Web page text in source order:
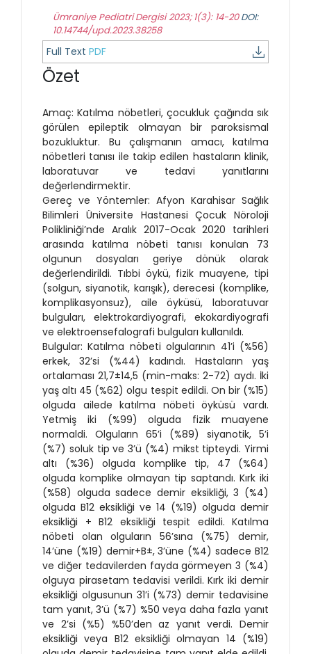
Ümraniye Pediatri Dergisi 2023; 1(3): 14-20DOI:
10.14744/upd.2023.38258
Full Text PDF
Özet
Amaç: Katılma nöbetleri, çocukluk çağında sık
görülen epileptik olmayan bir paroksismal
bozukluktur. Bu çalışmanın amacı, katılma
nöbetleri tanısı ile takip edilen hastaların klinik,
laboratuvar ve tedavi yanıtlarını
değerlendirmektir.
Gereç ve Yöntemler: Afyon Karahisar Sağlık
Bilimleri Üniversite Hastanesi Çocuk Nöroloji
Polikliniği’nde Aralık 2017-Ocak 2020 tarihleri
arasında katılma nöbeti tanısı konulan 73
olgunun dosyaları geriye dönük olarak
değerlendirildi. Tıbbi öykü, fizik muayene, tipi
(solgun, siyanotik, karışık), derecesi (komplike,
komplikasyonsuz), aile öyküsü, laboratuvar
bulguları, elektrokardiyografi, ekokardiyografi
ve elektroensefalografi bulguları kullanıldı.
Bulgular: Katılma nöbeti olgularının 41’i (%56)
erkek, 32’si (%44) kadındı. Hastaların yaş
ortalaması 21,7±14,5 (min-maks: 2-72) aydı. İki
yaş altı 45 (%62) olgu tespit edildi. On bir (%15)
olguda ailede katılma nöbeti öyküsü vardı.
Yetmiş iki (%99) olguda fizik muayene
normaldi. Olguların 65’i (%89) siyanotik, 5’i
(%7) soluk tip ve 3’ü (%4) mikst tipteydi. Yirmi
altı (%36) olguda komplike tip, 47 (%64)
olguda komplike olmayan tip saptandı. Kırk iki
(%58) olguda sadece demir eksikliği, 3 (%4)
olguda B12 eksikliği ve 14 (%19) olguda demir
eksikliği + B12 eksikliği tespit edildi. Katılma
nöbeti olan olguların 56’sına (%75) demir,
14’üne (%19) demir+B±, 3’üne (%4) sadece B12
ve diğer tedavilerden fayda görmeyen 3 (%4)
olguya pirasetam tedavisi verildi. Kırk iki demir
eksikliği olgusunun 31’i (%73) demir tedavisine
tam yanıt, 3’ü (%7) %50 veya daha fazla yanıt
ve 2’si (%5) %50’den az yanıt verdi. Demir
eksikliği veya B12 eksikliği olmayan 14 (%19)